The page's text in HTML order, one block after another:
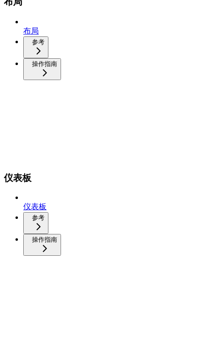
布局
参考
操作指南
仪表板
仪表板
参考
操作指南